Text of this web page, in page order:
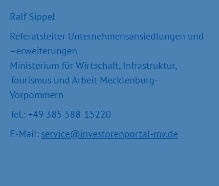
Ralf Sippel
Referatsleiter Unternehmensansiedlungen und
–erweiterungen
Ministerium für Wirtschaft, Infrastruktur,
Tourismus und Arbeit Mecklenburg-
Vorpommern
Tel.: +49 385 588-15220
E-Mail: service@investorenportal-mv.de